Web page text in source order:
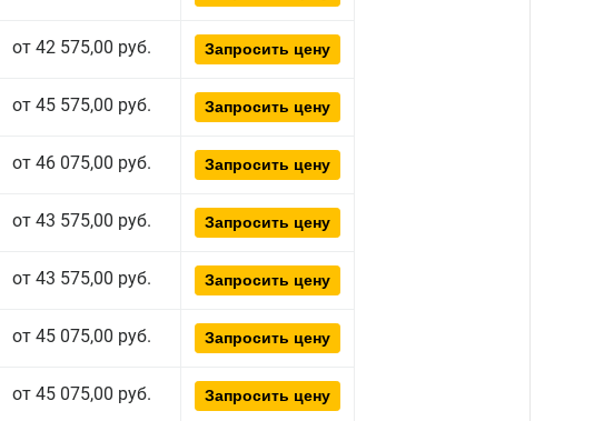
от 42 575,00 руб. Запросить цену
от 45 575,00 руб. Запросить цену
от 46 075,00 руб. Запросить цену
от 43 575,00 руб. Запросить цену
от 43 575,00 руб. Запросить цену
от 45 075,00 руб. Запросить цену
от 45 075,00 руб. Запросить цену